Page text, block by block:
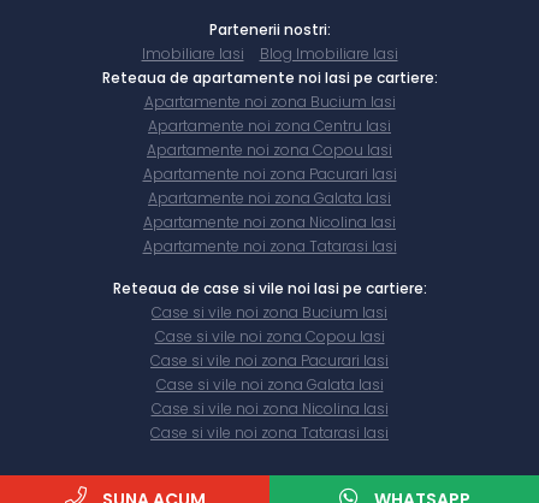
Partenerii nostri:
Imobiliare Iasi
Blog Imobiliare Iasi
Reteaua de apartamente noi Iasi pe cartiere:
Apartamente noi zona Bucium Iasi
Apartamente noi zona Centru Iasi
Apartamente noi zona Copou Iasi
Apartamente noi zona Pacurari Iasi
Apartamente noi zona Galata Iasi
Apartamente noi zona Nicolina Iasi
Apartamente noi zona Tatarasi Iasi
Reteaua de case si vile noi Iasi pe cartiere:
Case si vile noi zona Bucium Iasi
Case si vile noi zona Copou Iasi
Case si vile noi zona Pacurari Iasi
Case si vile noi zona Galata Iasi
Case si vile noi zona Nicolina Iasi
Case si vile noi zona Tatarasi Iasi